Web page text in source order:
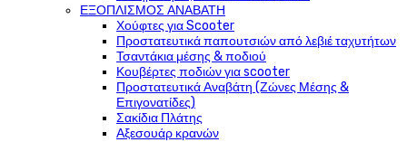
ΕΞΟΠΛΙΣΜΟΣ ΑΝΑΒΑΤΗ
Χούφτες για Scooter
Προστατευτικά παπουτσιών από λεβιέ ταχυτήτων
Τσαντάκια μέσης & ποδιού
Κουβέρτες ποδιών για scooter
Προστατευτικά Αναβάτη (Ζώνες Μέσης &
Επιγονατίδες)
Σακίδια Πλάτης
Αξεσουάρ κρανών